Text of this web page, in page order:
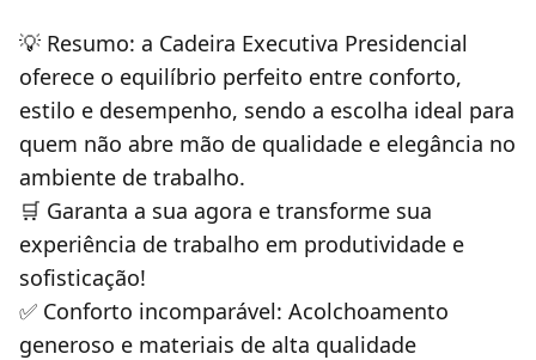
💡 Resumo: a Cadeira Executiva Presidencial
oferece o equilíbrio perfeito entre conforto,
estilo e desempenho, sendo a escolha ideal para
quem não abre mão de qualidade e elegância no
ambiente de trabalho.
🛒 Garanta a sua agora e transforme sua
experiência de trabalho em produtividade e
sofisticação!
✅ Conforto incomparável: Acolchoamento
generoso e materiais de alta qualidade